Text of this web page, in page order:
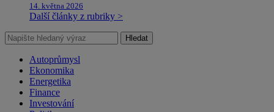
14. května 2026
Další články z rubriky >
Hledat
Autoprůmysl
Ekonomika
Energetika
Finance
Investování